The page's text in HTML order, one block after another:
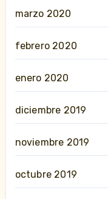
marzo 2020
febrero 2020
enero 2020
diciembre 2019
noviembre 2019
octubre 2019